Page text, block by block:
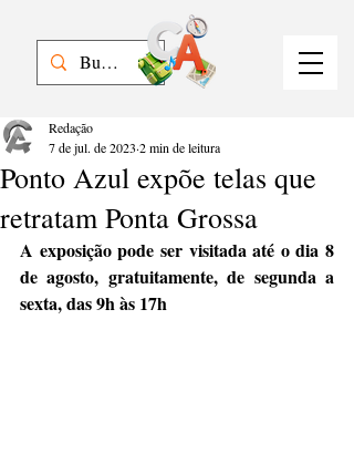
Ponto Azul expõe telas que
retratam Ponta Grossa
Redação
7 de jul. de 2023 2 min de leitura
A exposição pode ser visitada até o dia 8
de agosto, gratuitamente, de segunda a
sexta, das 9h às 17h